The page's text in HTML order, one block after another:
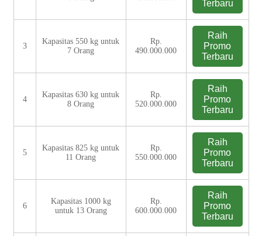
Terbaru
3
Kapasitas 550 kg untuk
7 Orang
Rp.
490.000.000
Raih
Promo
Terbaru
4
Kapasitas 630 kg untuk
8 Orang
Rp.
520.000.000
Raih
Promo
Terbaru
5
Kapasitas 825 kg untuk
11 Orang
Rp.
550.000.000
Raih
Promo
Terbaru
6
Kapasitas 1000 kg
untuk 13 Orang
Rp.
600.000.000
Raih
Promo
Terbaru